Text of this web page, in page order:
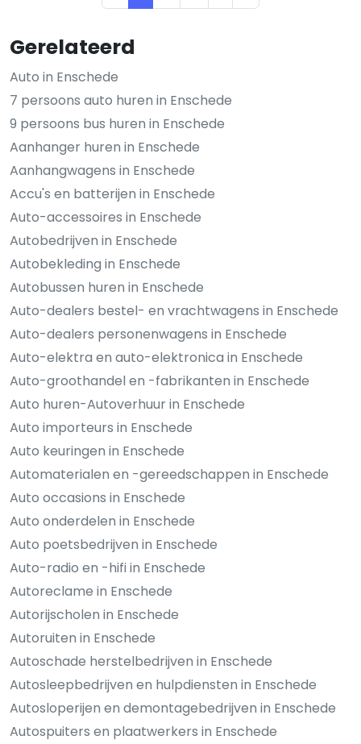
Gerelateerd
Auto in Enschede
7 persoons auto huren in Enschede
9 persoons bus huren in Enschede
Aanhanger huren in Enschede
Aanhangwagens in Enschede
Accu's en batterijen in Enschede
Auto-accessoires in Enschede
Autobedrijven in Enschede
Autobekleding in Enschede
Autobussen huren in Enschede
Auto-dealers bestel- en vrachtwagens in Enschede
Auto-dealers personenwagens in Enschede
Auto-elektra en auto-elektronica in Enschede
Auto-groothandel en -fabrikanten in Enschede
Auto huren-Autoverhuur in Enschede
Auto importeurs in Enschede
Auto keuringen in Enschede
Automaterialen en -gereedschappen in Enschede
Auto occasions in Enschede
Auto onderdelen in Enschede
Auto poetsbedrijven in Enschede
Auto-radio en -hifi in Enschede
Autoreclame in Enschede
Autorijscholen in Enschede
Autoruiten in Enschede
Autoschade herstelbedrijven in Enschede
Autosleepbedrijven en hulpdiensten in Enschede
Autosloperijen en demontagebedrijven in Enschede
Autospuiters en plaatwerkers in Enschede